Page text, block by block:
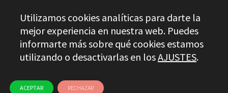
CONTACT
Stayer.es © 2026
ETHICAL CHANNEL
USE OF COOKIES
Utilizamos cookies analíticas para darte la
mejor experiencia en nuestra web. Puedes
informarte más sobre qué cookies estamos
utilizando o desactivarlas en losAJUSTES.
ACEPTAR RECHAZAR